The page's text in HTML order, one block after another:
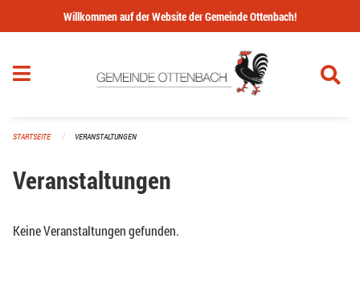
Navigation überspringen
Willkommen auf der Website der Gemeinde Ottenbach!
STARTSEITE VERANSTALTUNGEN
Veranstaltungen
Keine Veranstaltungen gefunden.